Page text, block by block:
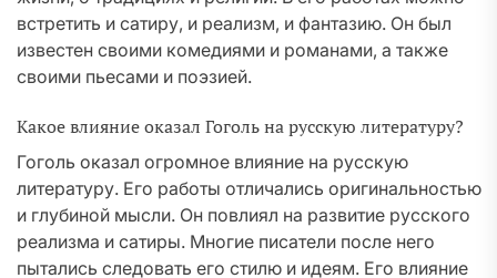
встретить и сатиру, и реализм, и фантазию. Он был
известен своими комедиями и романами, а также
своими пьесами и поэзией.
Какое влияние оказал Гоголь на русскую литературу?
Гоголь оказал огромное влияние на русскую
литературу. Его работы отличались оригинальностью
и глубиной мысли. Он повлиял на развитие русского
реализма и сатиры. Многие писатели после него
пытались следовать его стилю и идеям. Его влияние